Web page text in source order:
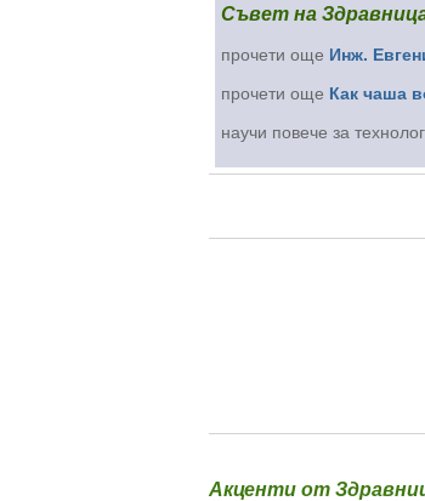
Съвет на
прочети още Инж.
прочети още Как чаша
научи повече за
Акценти от